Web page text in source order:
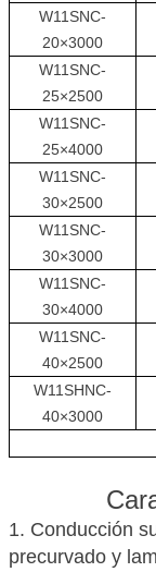
W11SNC-
20×3000
W11SNC-
25×2500
W11SNC-
25×4000
W11SNC-
30×2500
W11SNC-
30×3000
W11SNC-
30×4000
W11SNC-
40×2500
W11SHNC-
40×3000
1. Conducción
precurvado y